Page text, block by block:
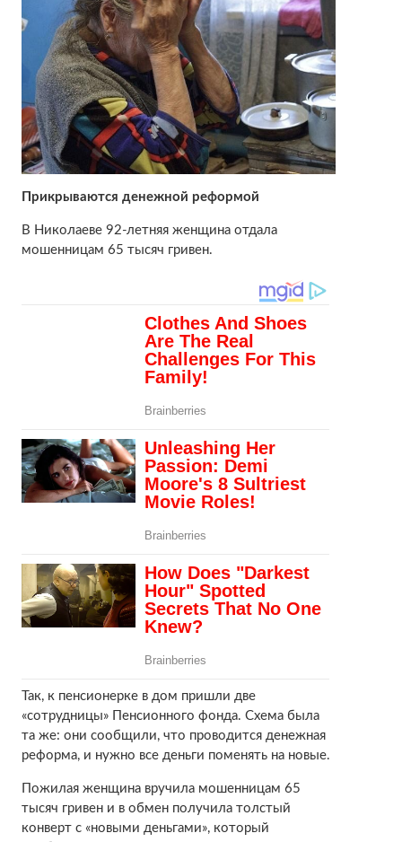
Прикрываются денежной реформой
В Николаеве 92-летняя женщина отдала
мошенницам 65 тысяч гривен.
Так, к пенсионерке в дом пришли две
«сотрудницы» Пенсионного фонда. Схема была
та же: они сообщили, что проводится денежная
реформа, и нужно все деньги поменять на новые.
Пожилая женщина вручила мошенницам 65
тысяч гривен и в обмен получила толстый
конверт с «новыми деньгами», который